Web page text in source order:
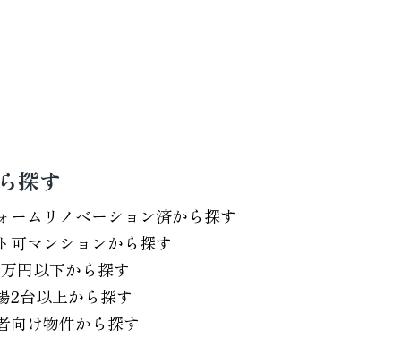
探す
ームリノベーション済から探す
可マンションから探す
円以下から探す
2台以上から探す
向け物件から探す